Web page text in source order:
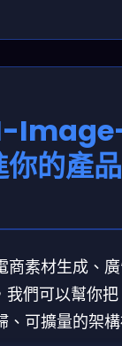
的產
商素材生成、
我們可以幫你
、可擴量的架